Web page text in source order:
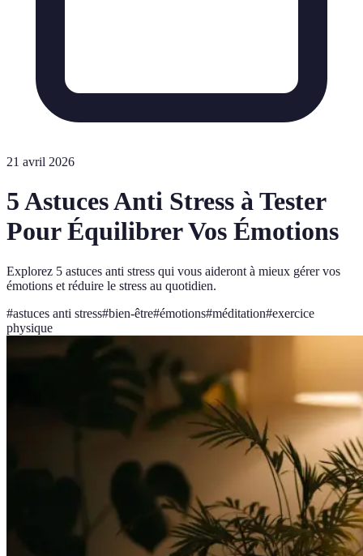
21 avril 2026
5 Astuces Anti Stress à Tester
Pour Équilibrer Vos Émotions
Explorez 5 astuces anti stress qui vous aideront à mieux gérer vos
émotions et réduire le stress au quotidien.
#astuces anti stress#bien-être#émotions#méditation#exercice
physique